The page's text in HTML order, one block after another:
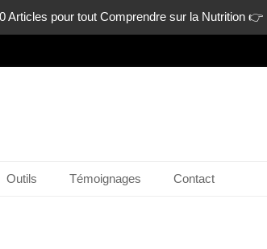
pour tout Comprendre sur la Nutrition 👉
Outils Témoignages Contact